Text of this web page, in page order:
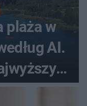
plaża w
AI.